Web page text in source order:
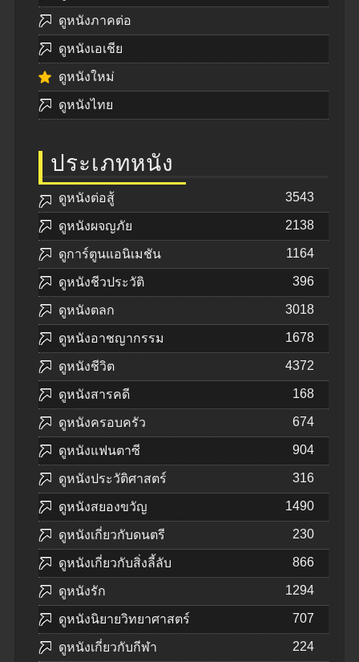
ดูหนังภาคต่อ
ดูหนังเอเชีย
ดูหนังใหม่
ดูหนังไทย
ประเภทหนัง
ดูหนังต่อสู้ 3543
ดูหนังผจญภัย 2138
ดูการ์ตูนแอนิเมชัน 1164
ดูหนังชีวประวัติ 396
ดูหนังตลก 3018
ดูหนังอาชญากรรม 1678
ดูหนังชีวิต 4372
ดูหนังสารคดี 168
ดูหนังครอบครัว 674
ดูหนังแฟนตาซี 904
ดูหนังประวัติศาสตร์ 316
ดูหนังสยองขวัญ 1490
ดูหนังเกี่ยวกับดนตรี 230
ดูหนังเกี่ยวกับสิ่งลี้ลับ 866
ดูหนังรัก 1294
ดูหนังนิยายวิทยาศาสตร์ 707
ดูหนังเกี่ยวกับกีฬา 224